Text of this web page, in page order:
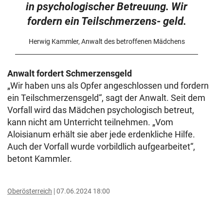
in psychologischer Betreuung. Wir
fordern ein Teilschmerzens- geld.
Herwig Kammler, Anwalt des betroffenen Mädchens
Anwalt fordert Schmerzensgeld
„Wir haben uns als Opfer angeschlossen und fordern
ein Teilschmerzensgeld“, sagt der Anwalt. Seit dem
Vorfall wird das Mädchen psychologisch betreut,
kann nicht am Unterricht teilnehmen. „Vom
Aloisianum erhält sie aber jede erdenkliche Hilfe.
Auch der Vorfall wurde vorbildlich aufgearbeitet“,
betont Kammler.
Oberösterreich 07.06.2024 18:00